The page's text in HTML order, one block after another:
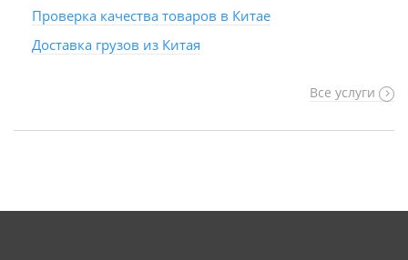
Проверка качества товаров в Китае
Доставка грузов из Китая
Все услуги